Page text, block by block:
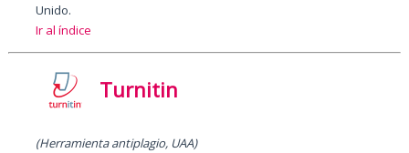
Unido.
Ir al índice
Turnitin
(Herramienta antiplagio, UAA)